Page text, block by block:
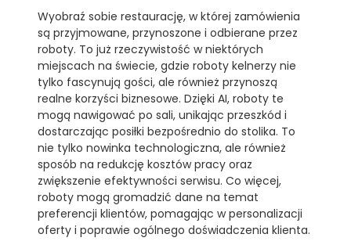
Wyobraź sobie restaurację, w której zamówienia
są przyjmowane, przynoszone i odbierane przez
roboty. To już rzeczywistość w niektórych
miejscach na świecie, gdzie roboty kelnerzy nie
tylko fascynują gości, ale również przynoszą
realne korzyści biznesowe. Dzięki AI, roboty te
mogą nawigować po sali, unikając przeszkód i
dostarczając posiłki bezpośrednio do stolika. To
nie tylko nowinka technologiczna, ale również
sposób na redukcję kosztów pracy oraz
zwiększenie efektywności serwisu. Co więcej,
roboty mogą gromadzić dane na temat
preferencji klientów, pomagając w personalizacji
oferty i poprawie ogólnego doświadczenia klienta.